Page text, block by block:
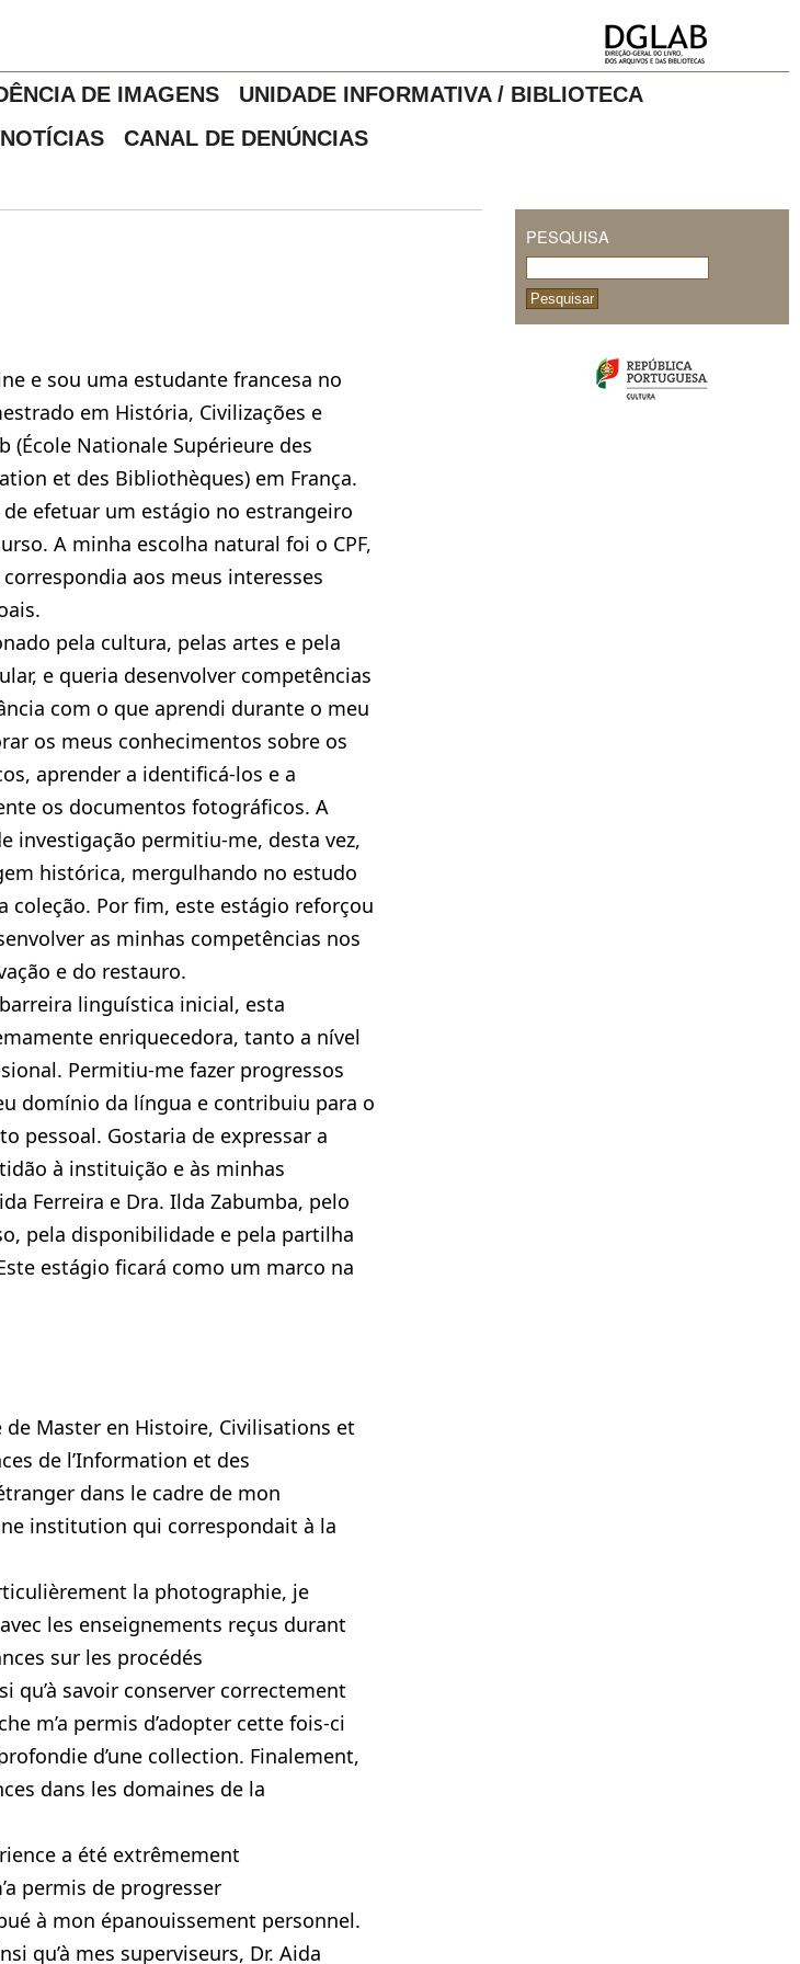
DE IMAGENS
UNIDADE INFORMATIVA / BIBLIOTECA
NOTÍCIAS CANAL DE DENÚNCIAS
e sou uma estudante francesa no
em História, Civilizações e
(École Nationale Supérieure des
et des Bibliothèques) em França.
efetuar um estágio no estrangeiro
A minha escolha natural foi o CPF,
aos meus interesses
cultura, pelas artes e pela
e queria desenvolver competências
com o que aprendi durante o meu
os meus conhecimentos sobre os
aprender a identificá-los e a
os documentos fotográficos. A
investigação permitiu-me, desta vez,
histórica, mergulhando no estudo
coleção. Por fim, este estágio reforçou
as minhas competências nos
e do restauro.
linguística inicial, esta
enriquecedora, tanto a nível
Permitiu-me fazer progressos
domínio da língua e contribuiu para o
pessoal. Gostaria de expressar a
à instituição e às minhas
Ferreira e Dra. Ilda Zabumba, pelo
pela disponibilidade e pela partilha
estágio ficará como um marco na
de Master en Histoire, Civilisations et
de l’Information et des
dans le cadre de mon
institution qui correspondait à la
la photographie, je
les enseignements reçus durant
sur les procédés
qu’à savoir conserver correctement
m’a permis d’adopter cette fois-ci
d’une collection. Finalement,
dans les domaines de la
a été extrêmement
permis de progresser
à mon épanouissement personnel.
qu’à mes superviseurs, Dr. Aida
PESQUISA